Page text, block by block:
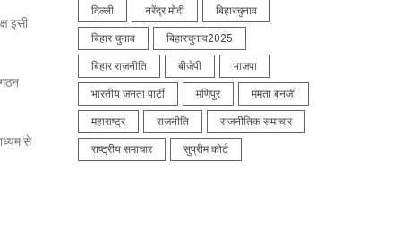
इसी
से
दिल्ली नरेंद्र मोदी बिहारचुनाव
बिहार चुनाव बिहारचुनाव2025
बिहार राजनीति बीजेपी भाजपा
भारतीय जनता पार्टी मणिपुर ममता बनर्जी
महाराष्ट्र राजनीति राजनीतिक समाचार
राष्ट्रीय समाचार सुप्रीम कोर्ट